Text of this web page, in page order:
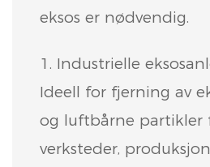
eksos er nødvendig.
1. Industrielle
Ideell for fjerning av
og luftbårne partikler
verksteder,